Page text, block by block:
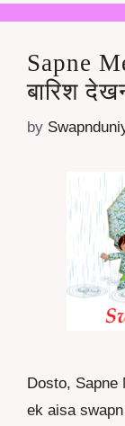
Sapne
बारिश
by
Dosto, Sapne
ek aisa